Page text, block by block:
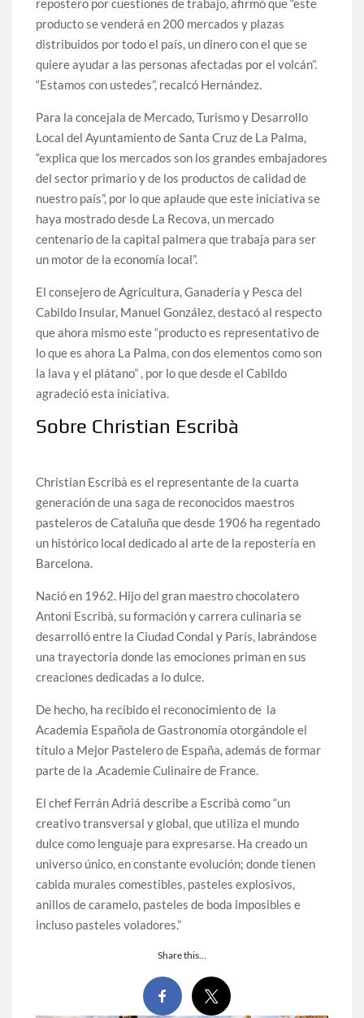
repostero por cuestiones de trabajo, afirmó que “este
producto se venderá en 200 mercados y plazas
distribuidos por todo el país, un dinero con el que se
quiere ayudar a las personas afectadas por el volcán”.
“Estamos con ustedes”, recalcó Hernández.
Para la concejala de Mercado, Turismo y Desarrollo
Local del Ayuntamiento de Santa Cruz de La Palma,
“explica que los mercados son los grandes embajadores
del sector primario y de los productos de calidad de
nuestro país”, por lo que aplaude que este iniciativa se
haya mostrado desde La Recova, un mercado
centenario de la capital palmera que trabaja para ser
un motor de la economía local”.
El consejero de Agricultura, Ganadería y Pesca del
Cabildo Insular, Manuel González, destacó al respecto
que ahora mismo este “producto es representativo de
lo que es ahora La Palma, con dos elementos como son
la lava y el plátano” , por lo que desde el Cabildo
agradeció esta iniciativa.
Sobre Christian Escribà
Christian Escribà es el representante de la cuarta
generación de una saga de reconocidos maestros
pasteleros de Cataluña que desde 1906 ha regentado
un histórico local dedicado al arte de la repostería en
Barcelona.
Nació en 1962. Hijo del gran maestro chocolatero
Antoni Escribà, su formación y carrera culinaria se
desarrolló entre la Ciudad Condal y París, labrándose
una trayectoria donde las emociones priman en sus
creaciones dedicadas a lo dulce.
De hecho, ha recibido el reconocimiento de la
Academia Española de Gastronomía otorgándole el
título a Mejor Pastelero de España, además de formar
parte de la .Academie Culinaire de France.
El chef Ferrán Adriá describe a Escribà como “un
creativo transversal y global, que utiliza el mundo
dulce como lenguaje para expresarse. Ha creado un
universo único, en constante evolución; donde tienen
cabida murales comestibles, pasteles explosivos,
anillos de caramelo, pasteles de boda imposibles e
incluso pasteles voladores.”
Share this…